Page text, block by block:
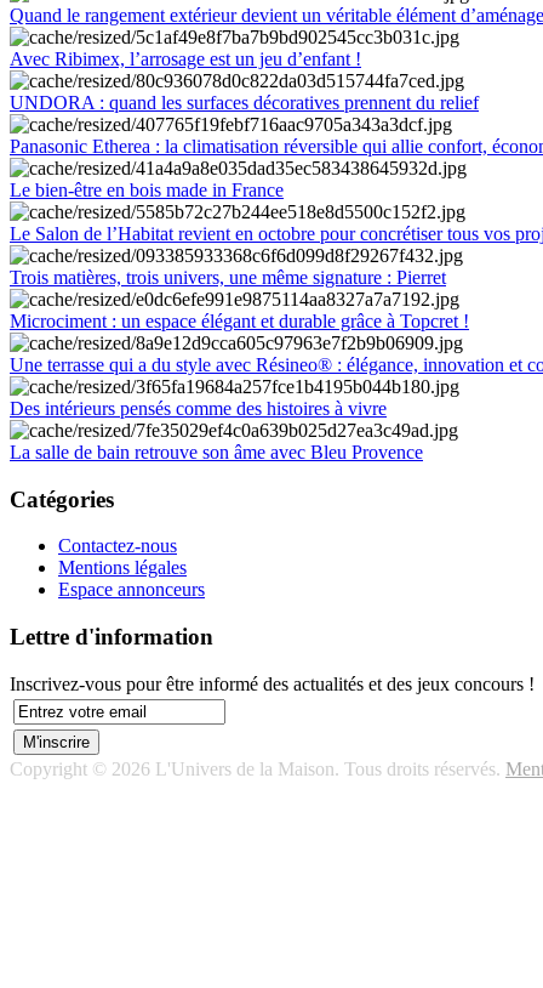
Quand le rangement extérieur devient un véritable élément
Avec Ribimex, l’arrosage est un jeu d’enfant !
UNDORA : quand les surfaces décoratives prennent du relief
Panasonic Etherea : la climatisation réversible qui allie confort,
Le bien-être en bois made in France
Le Salon de l’Habitat revient en octobre pour concrétiser tous vos
Trois matières, trois univers, une même signature : Pierret
Microciment : un espace élégant et durable grâce à Topcret !
Une terrasse qui a du style avec Résineo® : élégance, innovation et
Des intérieurs pensés comme des histoires à vivre
La salle de bain retrouve son âme avec Bleu Provence
Catégories
Contactez-nous
Mentions légales
Espace annonceurs
Lettre d'information
Inscrivez-vous pour être informé des actualités et des jeux concours !
Copyright © 2026 L'Univers de la Maison. Tous droits réservés.